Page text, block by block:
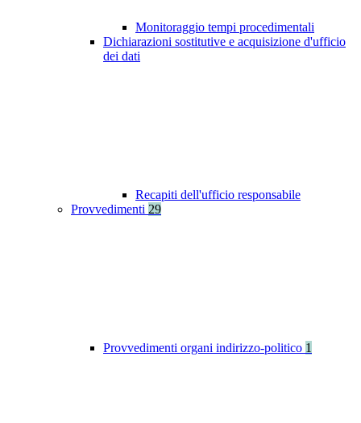
Monitoraggio tempi procedimentali
Dichiarazioni sostitutive e acquisizione d'ufficio
dei dati
Recapiti dell'ufficio responsabile
Provvedimenti 29
Provvedimenti organi indirizzo-politico 1